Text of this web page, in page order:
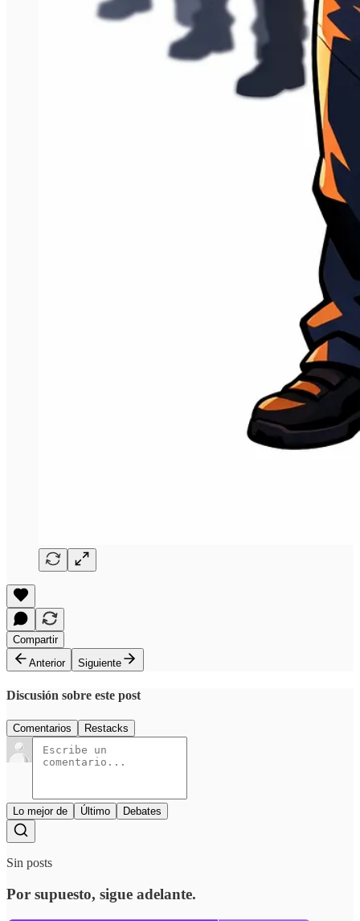
Compartir
Anterior
Siguiente
Discusión sobre este post
Comentarios Restacks
Lo mejor de Último Debates
Sin posts
Por supuesto, sigue adelante.